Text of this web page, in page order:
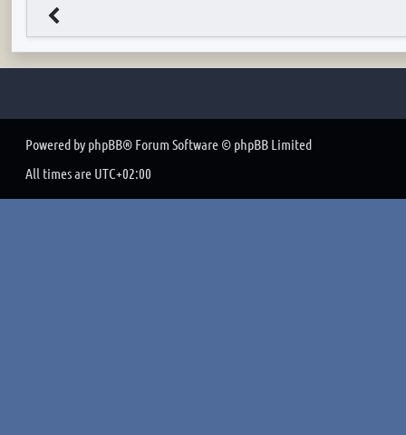
Powered by phpBB® Forum Software © phpBB Limited
All times are UTC+02:00